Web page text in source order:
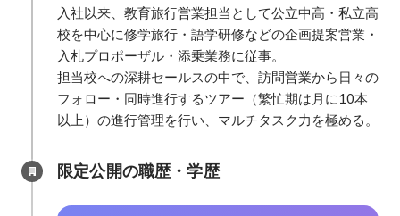
入社以来、教育旅行営業担当として公立中高・私立高
校を中心に修学旅行・語学研修などの企画提案営業・
入札プロポーザル・添乗業務に従事。
担当校への深耕セールスの中で、訪問営業から日々の
フォロー・同時進行するツアー（繁忙期は月に10本
以上）の進行管理を行い、マルチタスク力を極める。
限定公開の職歴・学歴